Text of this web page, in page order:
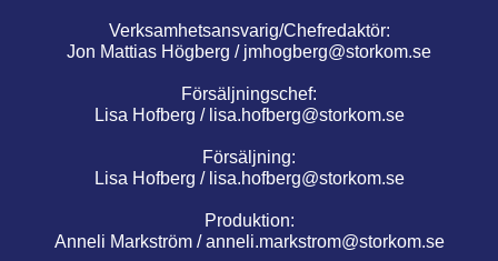
Verksamhetsansvarig/Chefredaktör:
Jon Mattias Högberg / jmhogberg@storkom.se
Försäljningschef:
Lisa Hofberg / lisa.hofberg@storkom.se
Försäljning:
Lisa Hofberg / lisa.hofberg@storkom.se
Produktion:
Anneli Markström /anneli.markstrom@storkom.se